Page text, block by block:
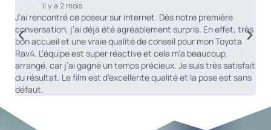
Il y a 2 mois
J’ai rencontré ce poseur sur internet. Dès notre première
conversation, j’ai déjà été agréablement surpris. En effet, très
bon accueil et une vraie qualité de conseil pour mon Toyota
Rav4. L’équipe est super réactive et cela m’a beaucoup
arrangé, car j’ai gagné un temps précieux. Je suis très satisfait
du résultat. Le film est d’excellente qualité et la pose est sans
défaut.